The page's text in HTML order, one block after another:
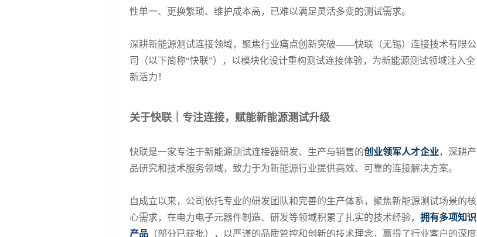
性单一、更换繁琐、维护成本高，已难以满足灵活多变的测试需求。
深耕新能源测试连接领域，聚焦行业痛点创新突破——快联（无锡）连接技术有限公
司（以下简称“快联”），以模块化设计重构测试连接体验，为新能源测试领域注入全
新活力！
关于快联｜ 专注连接，赋能新能源测试升级
快联是一家专注于新能源测试连接器研发、生产与销售的创业领军人才企业，深耕产
品研究和技术服务领域，致力于为新能源行业提供高效、可靠的连接解决方案。
自成立以来，公司依托专业的研发团队和完善的生产体系，聚焦新能源测试场景的核
心需求，在电力电子元器件制造、研发等领域积累了扎实的技术经验， 拥有多项知识
产品（部分已获批） ，以严谨的品质管控和创新的技术理念，赢得了行业客户的深度